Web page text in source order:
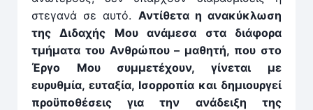
στεγανά σε αυτό. Αντίθετα η ανακύκλωση
της Διδαχής Μου ανάμεσα στα διάφορα
τμήματα του Ανθρώπου – μαθητή, που στο
Έργο Μου συμμετέχουν, γίνεται με
ευρυθμία, ευταξία, Ισορροπία και δημιουργεί
προϋποθέσεις για την ανάδειξη της